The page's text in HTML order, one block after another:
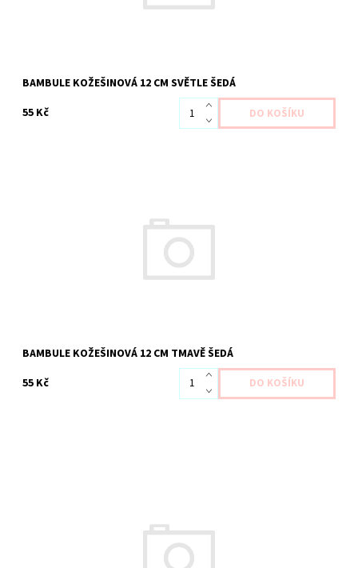
BAMBULE KOŽEŠINOVÁ 12 CM SVĚTLE ŠEDÁ
55 Kč
BAMBULE KOŽEŠINOVÁ 12 CM TMAVĚ ŠEDÁ
55 Kč